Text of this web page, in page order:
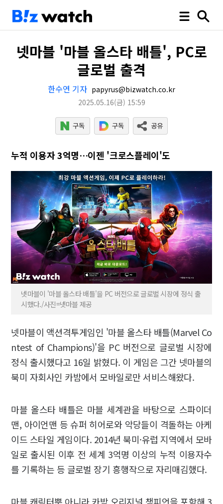
넷마블 '마블 올스타 배틀', PC로
글로벌 출격
한수연 기자 papyrus@bizwatch.co.kr
2025.05.16(금) 15:59
누적 이용자 3억명…이젠 '크로스플레이'도
넷마블이 '마블 올스타 배틀'을 PC 버전으로 글로벌 시장에 정식 출
시했다./사진=넷마블 제공
넷마블이 액션격투게임인 '마블 올스타 배틀(Marvel Co
ntest of Champions)'을 PC 버전으로 글로벌 시장에
정식 출시했다고 16일 밝혔다. 이 게임은 그간 넷마블의
북미 자회사인 카밤에서 모바일로만 서비스해왔다.
마블 올스타 배틀은 마블 세계관을 바탕으로 스파이더
맨, 아이언맨 등 슈퍼 히어로와 악당들이 격돌하는 아케
이드 스타일 게임이다. 2014년 북미·유럽 지역에서 모바
일로 출시된 이후 전 세계 3억명 이상의 누적 이용자수
를 기록하는 등 글로벌 장기 흥행작으로 자리매김했다.